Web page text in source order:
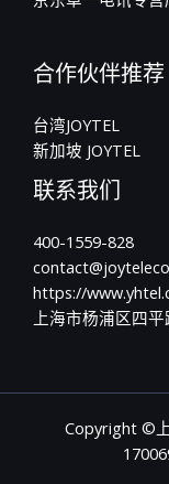
合作伙伴推荐
台湾JOYTEL
新加坡 JOYTEL
联系我们
400-1559-828
https://
上海市杨浦区四
Copyright ©